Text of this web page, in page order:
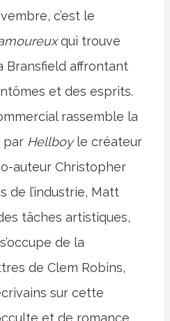
c’est le
qui trouve
Bransfield affrontant
et des esprits.
rassemble la
par Hellboyle créateur
auteur Christopher
de l’industrie, Matt
tâches artistiques,
de la
de Clem Robins,
sur cette
et de romance